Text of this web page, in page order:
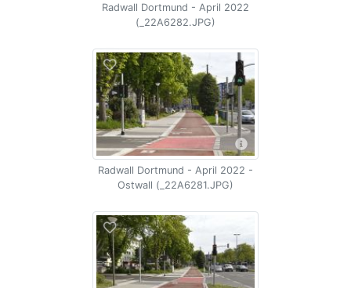
Radwall Dortmund - April 2022
(_22A6282.JPG)
Radwall Dortmund - April 2022 -
Ostwall (_22A6281.JPG)